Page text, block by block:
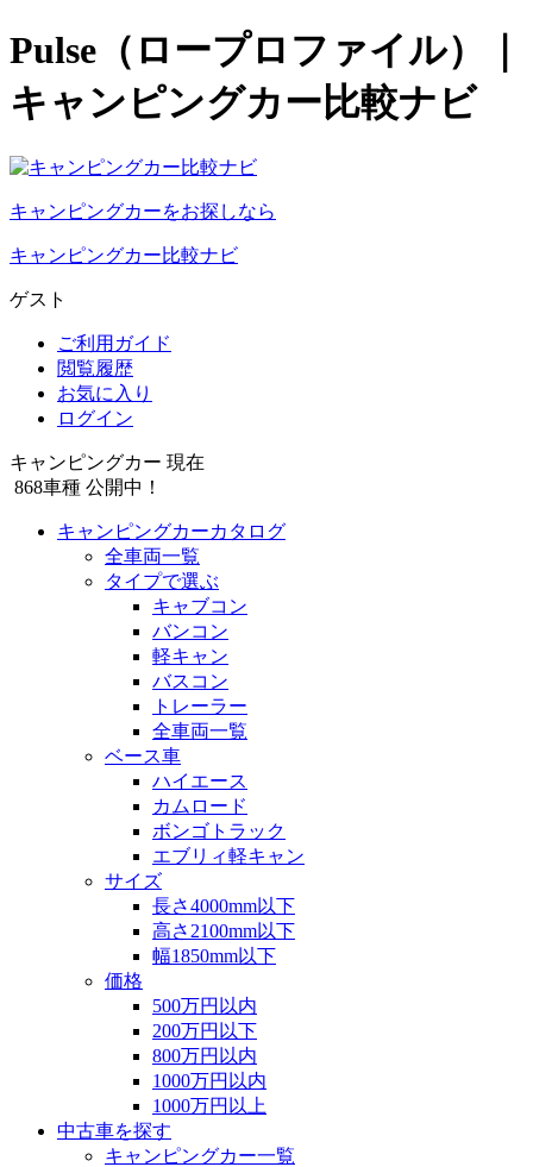
Pulse（ロープロファイル）｜
キャンピングカー比較ナビ
キャンピングカーをお探しなら
キャンピングカー比較ナビ
ゲスト
ご利用ガイド
閲覧履歴
お気に入り
ログイン
キャンピングカー 現在
868車種 公開中！
キャンピングカーカタログ
全車両一覧
タイプで選ぶ
キャブコン
バンコン
軽キャン
バスコン
トレーラー
全車両一覧
ベース車
ハイエース
カムロード
ボンゴトラック
エブリィ軽キャン
サイズ
長さ4000mm以下
高さ2100mm以下
幅1850mm以下
価格
500万円以内
200万円以下
800万円以内
1000万円以内
1000万円以上
中古車を探す
キャンピングカー一覧